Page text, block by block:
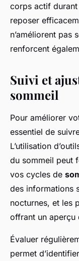
corps actif
reposer
n’améliorent pas
renforcent
Suivi et
sommeil
Pour améliorer
essentiel de
L’utilisation
du sommeil peut
vos cycles de
des informations
nocturnes, et les
offrant un aperçu
Évaluer
permet